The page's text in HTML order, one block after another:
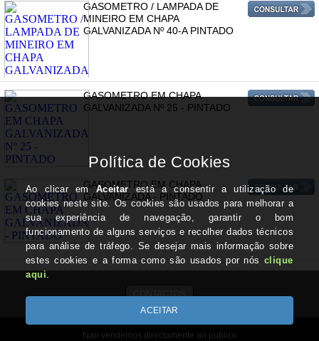
GASOMETRO / LAMPADA DE
MINEIRO EM CHAPA
GALVANIZADA Nº 40-A PINTADO
GASOMETRO EM CHAPA
GALVANIZADA Nº 25 - PINTADO
GASOMETRO EM CHAPA
GALVANIZADA - PINTADO
CONTACTOS
Nao vendemos directamente ao publico